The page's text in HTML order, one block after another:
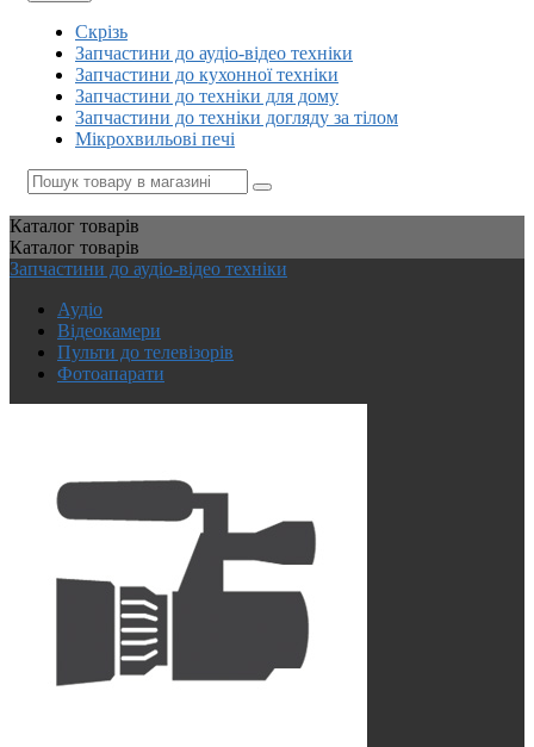
Скрізь
Запчастини до аудіо-відео техніки
Запчастини до кухонної техніки
Запчастини до техніки для дому
Запчастини до техніки догляду за тілом
Мікрохвильові печі
Каталог товарів
Каталог товарів
Запчастини до аудіо-відео техніки
Аудіо
Відеокамери
Пульти до телевізорів
Фотоапарати